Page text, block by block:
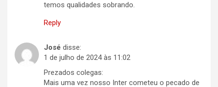
temos qualidades sobrando.
Reply
José disse:
1 de julho de 2024 às 11:02
Prezados colegas:
Mais uma vez nosso Inter cometeu o pecado de